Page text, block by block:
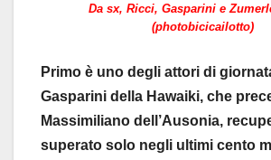
Da sx, Ricci, Gasparini e
(photobicicailotto)
Primo è uno degli attori di
Gasparini della Hawaiki, che
Massimiliano dell’Ausonia,
superato solo negli ultimi cento